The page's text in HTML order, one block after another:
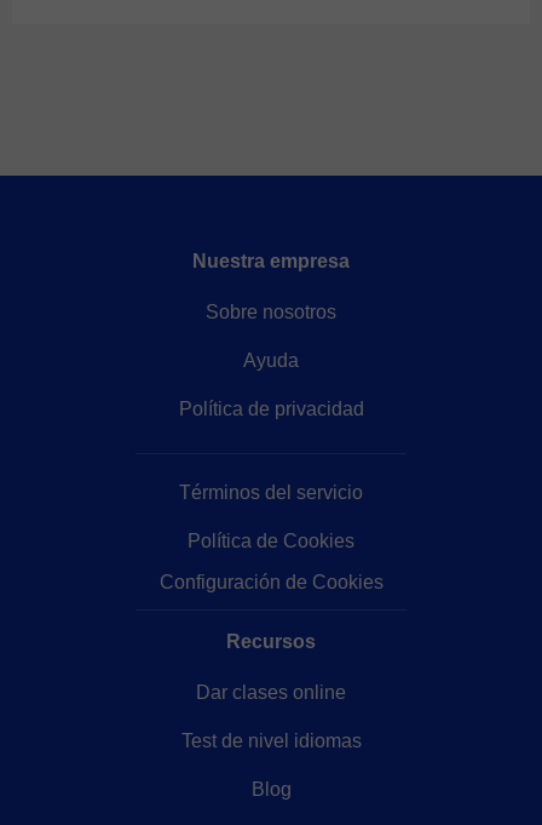
Nuestra empresa
Sobre nosotros
Ayuda
Política de privacidad
Términos del servicio
Política de Cookies
Configuración de Cookies
Recursos
Dar clases online
Test de nivel idiomas
Blog